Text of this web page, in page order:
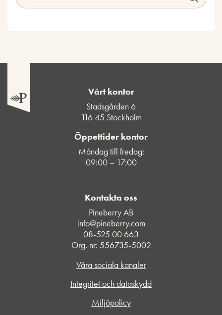
Vårt kontor
Stadsgården 6
116 45 Stockholm
Öppettider kontor
Måndag till fredag:
09:00 – 17:00
Kontakta oss
Pineberry AB
info@pineberry.com
08-525 00 663
Org. nr: 556735-5002
Våra sociala kanaler
Integritet och dataskydd
Miljöpolicy